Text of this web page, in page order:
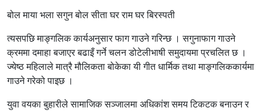
बोल माया भला सगुन बोल सीता घर राम घर बिरस्पती
त्यसपछि माङ्गलिक कार्यअनुसार फाग गाउने गरिन्छ । सगुनाफाग गाउने
क्रममा दमाहा बजाएर बढाइँ गर्ने चलन डोटेलीभाषी समुदायमा प्रचलित छ ।
ज्येष्ठ महिलाले मात्रै मौलिकता बोकेका यी गीत धार्मिक तथा माङ्गलिककार्यमा
गाउने गरेको पाइछ ।
युवा वयका बुहारीले सामाजिक सञ्जालमा अधिकांश समय टिकटक बनाउन र